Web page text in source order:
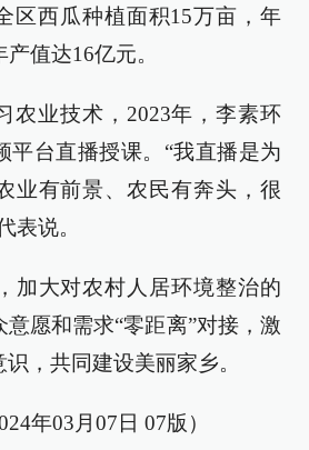
区西瓜种植面积15万亩，年
值达16亿元。
农业技术，2023年，李素环
平台直播授课。“我直播是为
业有前景、农民有奔头，很
表说。
加大对农村人居环境整治的
愿和需求“零距离”对接，激
，共同建设美丽家乡。
年03月07日 07版）